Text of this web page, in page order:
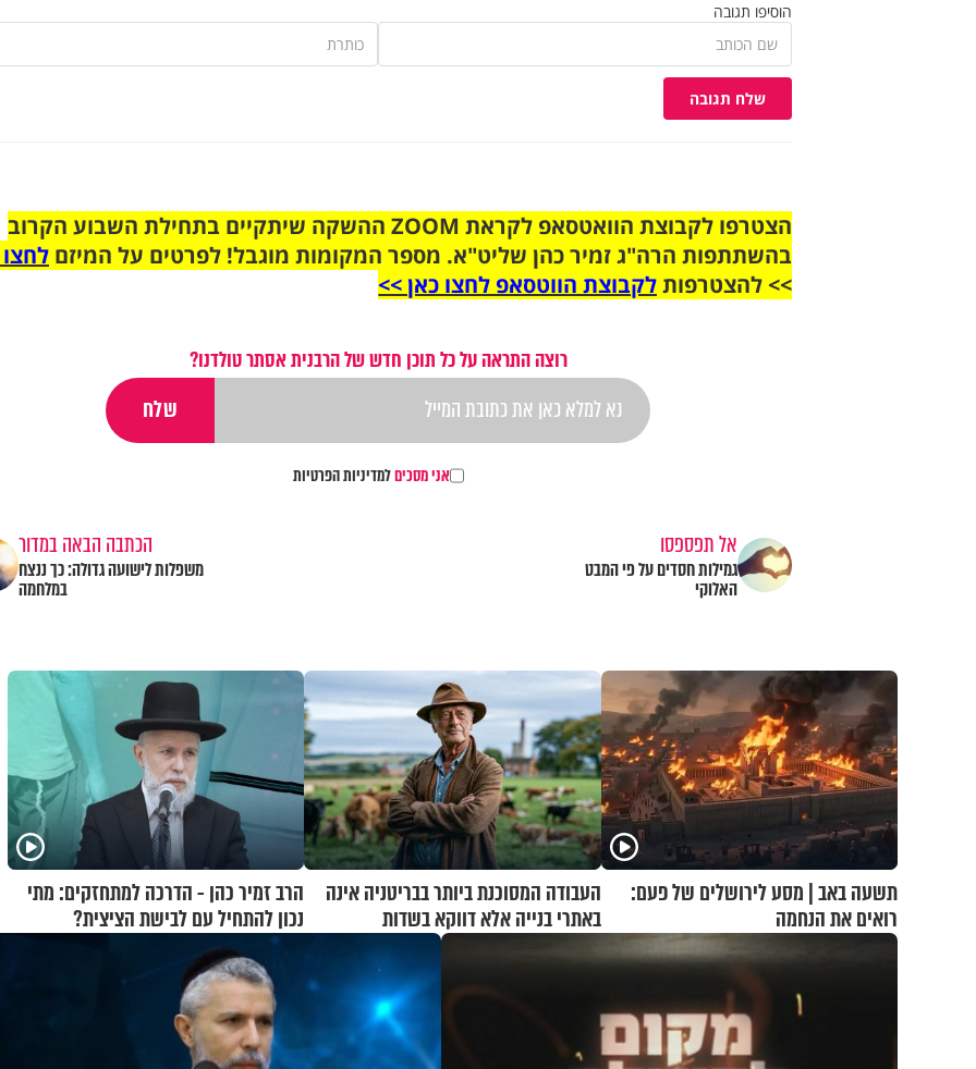
הוסיפו תגובה
שלח תגובה
הצטרפו לקבוצת הוואטסאפ לקראת ZOOM ההשקה שיתקיים בתחילת השבוע הקרוב
בהשתתפות הרה"ג זמיר כהן שליט"א. מספר המקומות מוגבל! לפרטים על המיזם
>> להצטרפותלקבוצת הווטסאפ לחצו כאן >>
רוצה התראה על כל תוכן חדש של הרבנית אסתר טולדנו?
אני מסכיםלמדיניות הפרטיות
אל תפספסו
גמילות חסדים על פי המבט
האלוקי
הכתבה הבאה במדור
משפלות לישועה גדולה: כך ננצח
במלחמה
תשעה באב | מסע לירושלים של פעם:
רואים את הנחמה
העבודה המסוכנת ביותר בבריטניה אינה
באתרי בנייה אלא דווקא בשדות
הרב זמיר כהן - הדרכה למתחזקים: מתי
נכון להתחיל עם לבישת הציצית?